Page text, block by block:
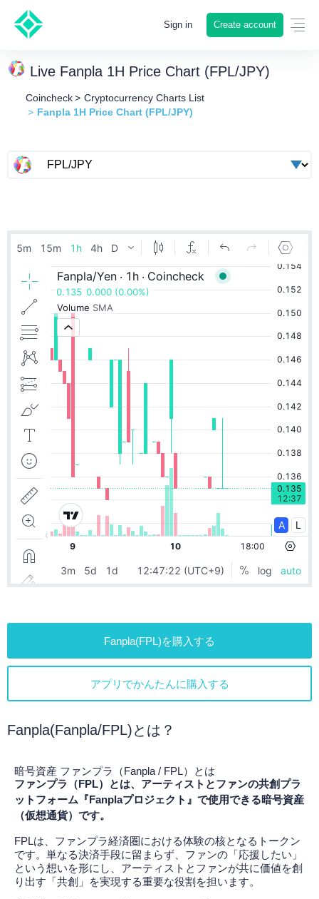
Sign in Create account
Live Fanpla 1H Price Chart (FPL/JPY)
Coincheck
Cryptocurrency Charts List
Fanpla 1H Price Chart (FPL/JPY)
Fanpla(FPL)を購入する
アプリでかんたんに購入する
Fanpla(Fanpla/FPL)とは？
暗号資産 ファンプラ（Fanpla / FPL）とは
ファンプラ（FPL）とは、アーティストとファンの共創プラ
ットフォーム『Fanplaプロジェクト』で使用できる暗号資産
（仮想通貨）です。
FPLは、ファンプラ経済圏における体験の核となるトークン
です。単なる決済手段に留まらず、ファンの「応援したい」
という想いを形にし、アーティストとファンが共に価値を創
り出す「共創」を実現する重要な役割を担います。